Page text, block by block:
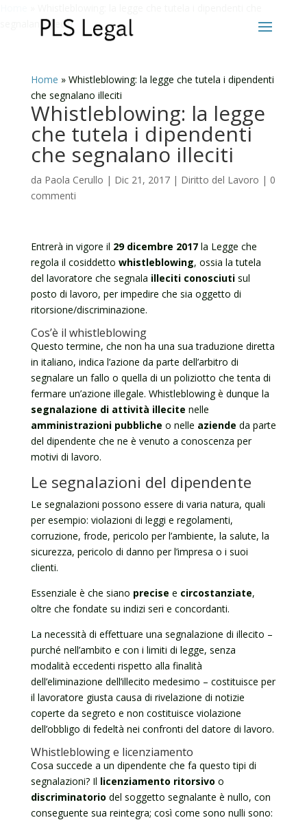
segnalano illeciti
Home » Whistleblowing: la legge che tutela i dipendenti
che segnalano illeciti
Whistleblowing: la legge
che tutela i dipendenti
che segnalano illeciti
da Paola Cerullo | Dic 21, 2017| Diritto del Lavoro | 0
commenti
Entrerà in vigore il 29 dicembre 2017la Legge che
regola il cosiddetto whistleblowing, ossia la tutela
del lavoratore che segnala illeciti conosciutisul
posto di lavoro, per impedire che sia oggetto di
ritorsione/discriminazione.
Cos’è il whistleblowing
Questo termine, che non ha una sua traduzione diretta
in italiano, indica l’azione da parte dell’arbitro di
segnalare un fallo o quella di un poliziotto che tenta di
fermare un’azione illegale. Whistleblowing è dunque la
segnalazione di attività illecite nelle
amministrazioni pubbliche o nelle aziende da parte
del dipendente che ne è venuto a conoscenza per
motivi di lavoro.
Le segnalazioni del dipendente
Le segnalazioni possono essere di varia natura, quali
per esempio: violazioni di leggi e regolamenti,
corruzione, frode, pericolo per l’ambiente, la salute, la
sicurezza, pericolo di danno per l’impresa o i suoi
clienti.
Essenziale è che siano precise e circostanziate,
oltre che fondate su indizi seri e concordanti.
La necessità di effettuare una segnalazione di illecito –
purché nell’ambito e con i limiti di legge, senza
modalità eccedenti rispetto alla finalità
dell’eliminazione dell’illecito medesimo – costituisce per
il lavoratore giusta causa di rivelazione di notizie
coperte da segreto e non costituisce violazione
dell’obbligo di fedeltà nei confronti del datore di lavoro.
Whistleblowing e licenziamento
Cosa succede a un dipendente che fa questo tipi di
segnalazioni? Il licenziamento ritorsivo o
discriminatorio del soggetto segnalante è nullo, con
conseguente sua reintegra; così come sono nulli sono: